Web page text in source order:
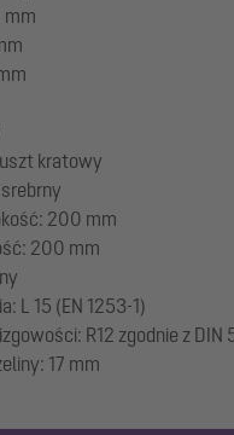
mm
kratowy
200 mm
200 mm
L 15 (EN 1253-1)
R12 zgodnie z DIN